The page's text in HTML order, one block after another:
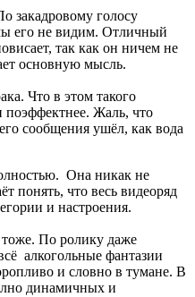
закадровому голосу
его не видим. Отличный
так как он ничем не
основную мысль.
Что в этом такого
поэффектнее. Жаль, что
сообщения ушёл, как вода
Она никак не
понять, что весь видеоряд
и настроения.
тоже. По ролику даже
алкогольные фантазии
и словно в тумане. В
динамичных и